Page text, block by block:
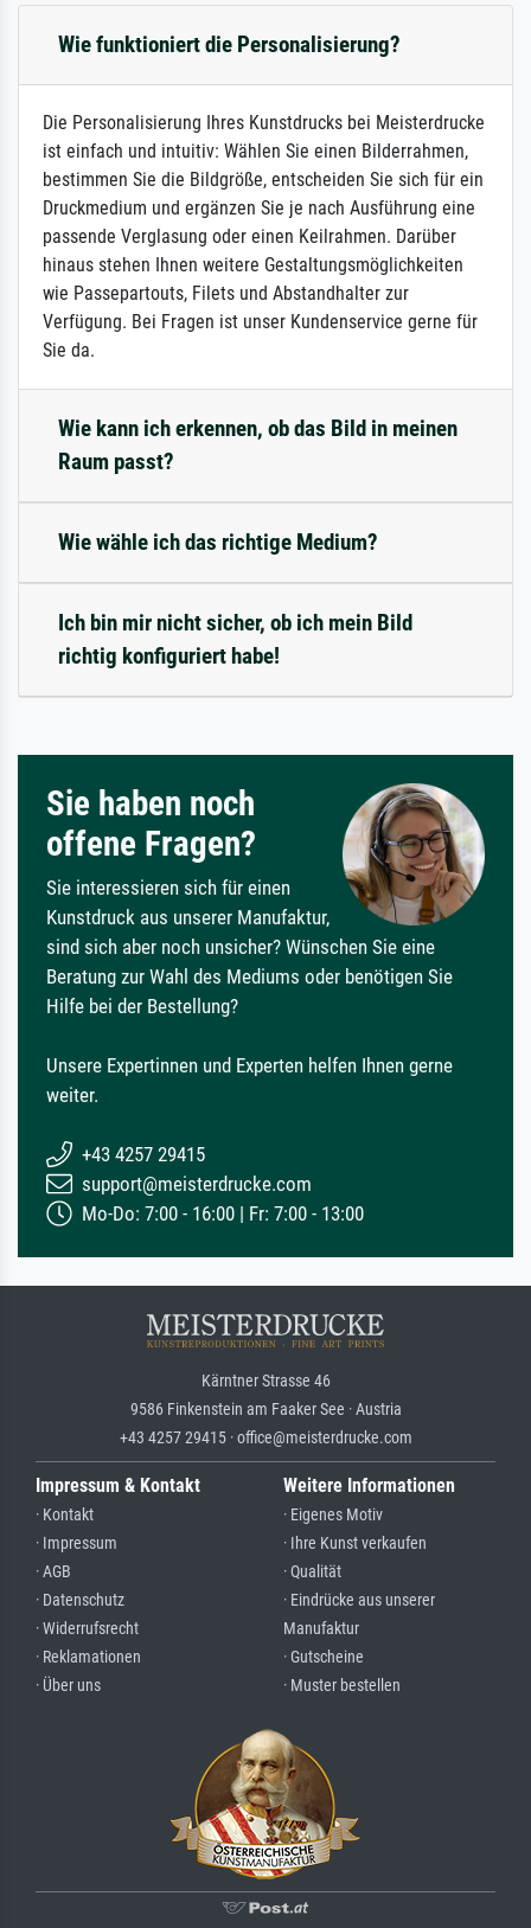
Wie funktioniert die Personalisierung?
Die Personalisierung Ihres Kunstdrucks bei Meisterdrucke
ist einfach und intuitiv: Wählen Sie einen Bilderrahmen,
bestimmen Sie die Bildgröße, entscheiden Sie sich für ein
Druckmedium und ergänzen Sie je nach Ausführung eine
passende Verglasung oder einen Keilrahmen. Darüber
hinaus stehen Ihnen weitere Gestaltungsmöglichkeiten
wie Passepartouts, Filets und Abstandhalter zur
Verfügung. Bei Fragen ist unser Kundenservice gerne für
Sie da.
Wie kann ich erkennen, ob das Bild in meinen
Raum passt?
Wie wähle ich das richtige Medium?
Ich bin mir nicht sicher, ob ich mein Bild
richtig konfiguriert habe!
Sie haben noch
offene Fragen?
Sie interessieren sich für einen
Kunstdruck aus unserer Manufaktur,
sind sich aber noch unsicher? Wünschen Sie eine
Beratung zur Wahl des Mediums oder benötigen Sie
Hilfe bei der Bestellung?
Unsere Expertinnen und Experten helfen Ihnen gerne
weiter.
+43 4257 29415
support@meisterdrucke.com
Mo-Do: 7:00 - 16:00 | Fr: 7:00 - 13:00
Kärntner Strasse 46
9586 Finkenstein am Faaker See · Austria
+43 4257 29415 · office@meisterdrucke.com
Impressum & Kontakt
· Kontakt
· Impressum
· AGB
· Datenschutz
· Widerrufsrecht
· Reklamationen
· Über uns
Weitere Informationen
· Eigenes Motiv
· Ihre Kunst verkaufen
· Qualität
· Eindrücke aus unserer
Manufaktur
· Gutscheine
· Muster bestellen